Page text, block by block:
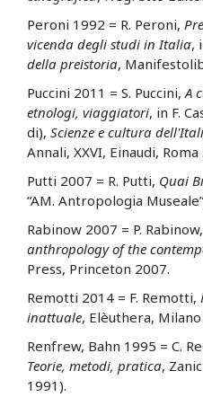
Peroni 1992 = R. Peroni,
vicenda degli studi in Italia,
della preistoria,
Puccini 2011 = S. Puccini, A
etnologi, viaggiatori, in F.
di), Scienze e cultura
Annali, XXVI, Einaudi,
Putti 2007 = R. Putti, Quai
“AM. Antropologia
Rabinow 2007 = P. Rabinow,
anthropology of the
Press, Princeton 2007.
Remotti 2014 = F. Remotti,
inattuale, Elèuthera,
Renfrew, Bahn 1995 = C.
Teorie, metodi, pratica,
1991).